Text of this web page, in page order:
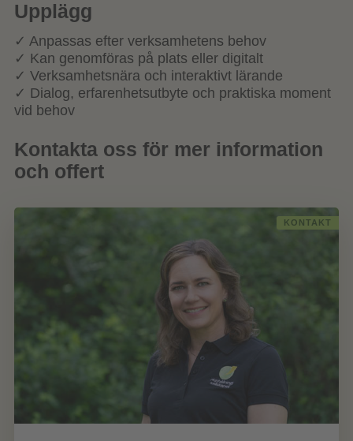
Upplägg
✓ Anpassas efter verksamhetens behov
✓ Kan genomföras på plats eller digitalt
✓ Verksamhetsnära och interaktivt lärande
✓ Dialog, erfarenhetsutbyte och praktiska moment
vid behov
Kontakta oss för mer information
och offert
KONTAKT